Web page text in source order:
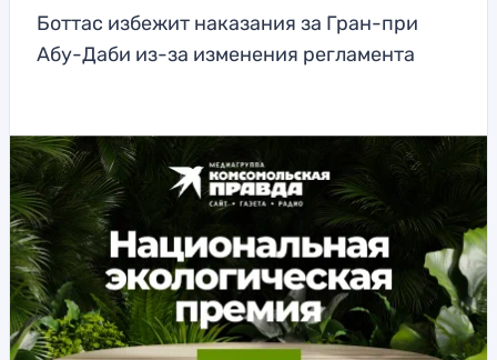
Боттас избежит наказания за Гран-при
Абу-Даби из-за изменения регламента